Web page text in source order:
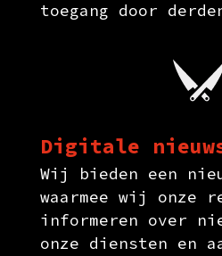
toegang door
Digitale
Wij bieden een
waarmee wij onze
informeren over
onze diensten en